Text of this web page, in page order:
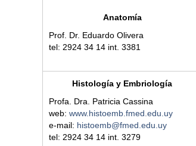
Anatomía
Prof. Dr. Eduardo Olivera
tel: 2924 34 14 int.3381
Histología y Embriología
Profa. Dra. Patricia Cassina
web:www.histoemb.fmed.edu.uy
e-mail: histoemb@fmed.edu.uy
tel: 2924 34 14 int. 3279